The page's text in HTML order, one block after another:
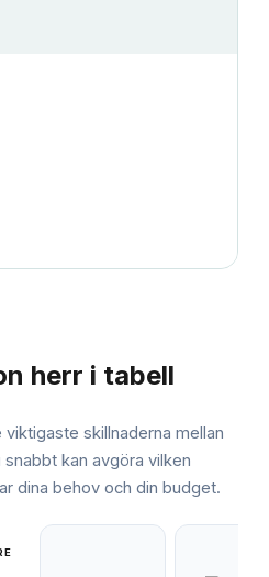
herr i tabell
skillnaderna mellan
kan avgöra vilken
dina behov och din budget.